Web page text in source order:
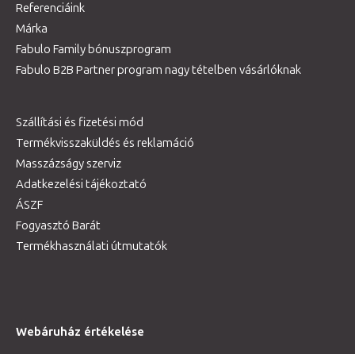
Referenciáink
Márka
Fabulo Family bónuszprogram
Fabulo B2B Partner program nagy tételben vásárlóknak
Szállítási és fizetési mód
Termékvisszaküldés és reklamáció
Masszázságy szerviz
Adatkezelési tájékoztató
ÁSZF
Fogyasztó Barát
Termékhasználati útmutatók
Webáruház értékelése